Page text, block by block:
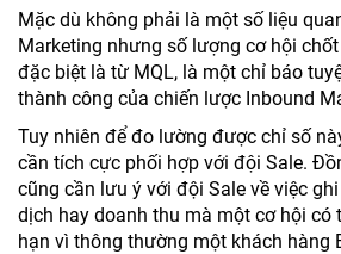
Mặc dù không phải là một số liệu
Marketing nhưng số lượng cơ hội
đặc biệt là từ MQL, là một chỉ báo
thành công của chiến lược Inbound
Tuy nhiên để đo lường được chỉ số
cần tích cực phối hợp với đội Sale.
cũng cần lưu ý với đội Sale về việc
dịch hay doanh thu mà một cơ hội có
hạn vì thông thường một khách hàng